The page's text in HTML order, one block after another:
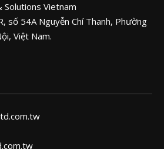
Solutions Vietnam
số 54A Nguyễn Chí Thanh, Phường
Việt Nam.